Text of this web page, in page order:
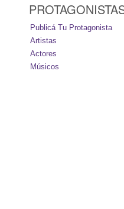
Publicá Tu Protagonista
Artistas
Actores
Músicos